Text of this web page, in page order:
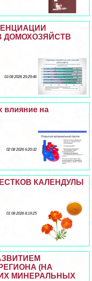
ДОМОХОЗЯЙСТВ
03 08 2026 20:29:46
влияние на
02 08 2026 6:20:32
КАЛЕНДУЛЫ
01 08 2026 8:19:25
(НА
МИНЕРАЛЬНЫХ